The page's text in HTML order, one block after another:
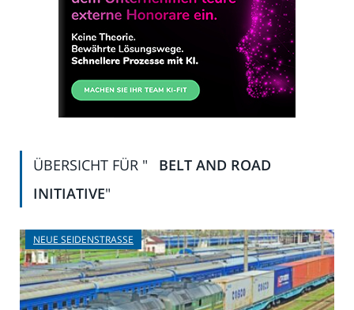
ÜBERSICHT FÜR "
BELT AND ROAD
INITIATIVE"
NEUE SEIDENSTRASSE